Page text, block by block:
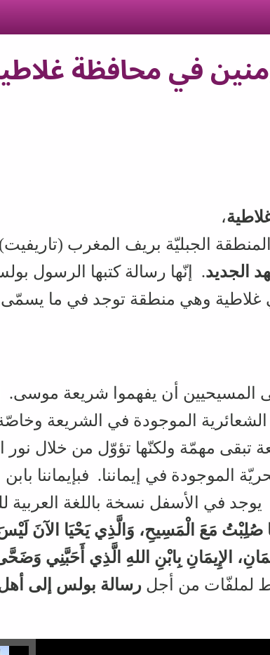
في محافظة غلاطية
،
الجبليّة بريف المغرب (تاريفيت)
الجديد. إنّها رسالة كتبها الرسول
غلاطية وهي منطقة توجد في ما يسمّى
أن يفهموا شريعة موسى.
الموجودة في الشريعة
تبقى مهمّة ولكنّها تؤوّل من خلال
الموجودة في إيماننا. فبإيماننا
يوجد في الأسفل نسخة باللغة
صُلِبْتُ مَعَ الْمَسِيحِ،‏ وَالَّذِي يَحْيَا الآنَ
الإِيمَانِ بِابْنِ اللهِ الَّذِي أَحَبَّنِي
لملفّات من أجل رسالة بولس إلى